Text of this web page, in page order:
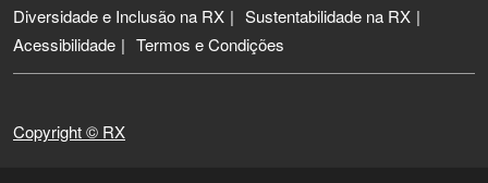
Diversidade e Inclusão na RX
Sustentabilidade na RX
Acessibilidade
Termos e Condições
Copyright © RX